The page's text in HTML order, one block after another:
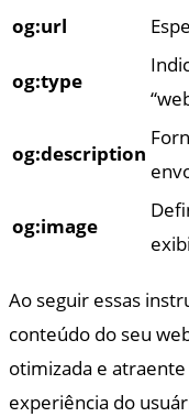
og:url
og:type
og:description
og:image
Ao seguir essas
conteúdo do seu
otimizada e
experiência do